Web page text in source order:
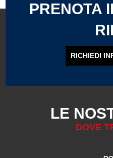
PRENOTA
RICHIEDI
LE
DOVE